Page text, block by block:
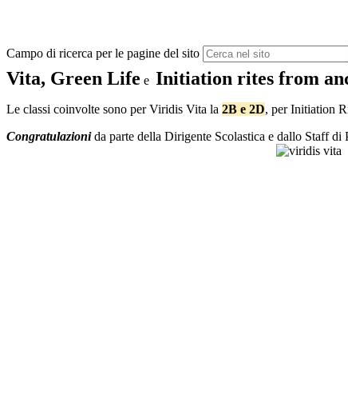
Campo di ricerca per le pagine del sito
Vita, Green Life e Initiation rites from
Le classi coinvolte sono per Viridis Vita la 2B e 2D, per Initiation
Congratulazionida parte della Dirigente Scolastica e dallo Staff di